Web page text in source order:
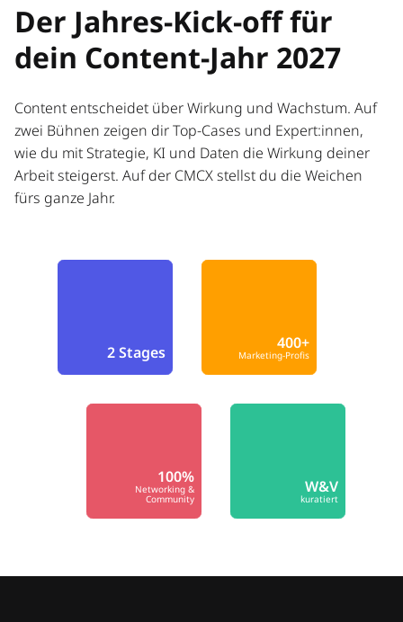
Der Jahres-Kick-off für
dein Content-Jahr 2027
Content entscheidet über Wirkung und Wachstum. Auf
zwei Bühnen zeigen dir Top-Cases und Expert:innen,
wie du mit Strategie, KI und Daten die Wirkung deiner
Arbeit steigerst. Auf der CMCX stellst du die Weichen
fürs ganze Jahr.
2 Stages 400+
Marketing-Profis
100%
Networking &
Community
W&V
kuratiert